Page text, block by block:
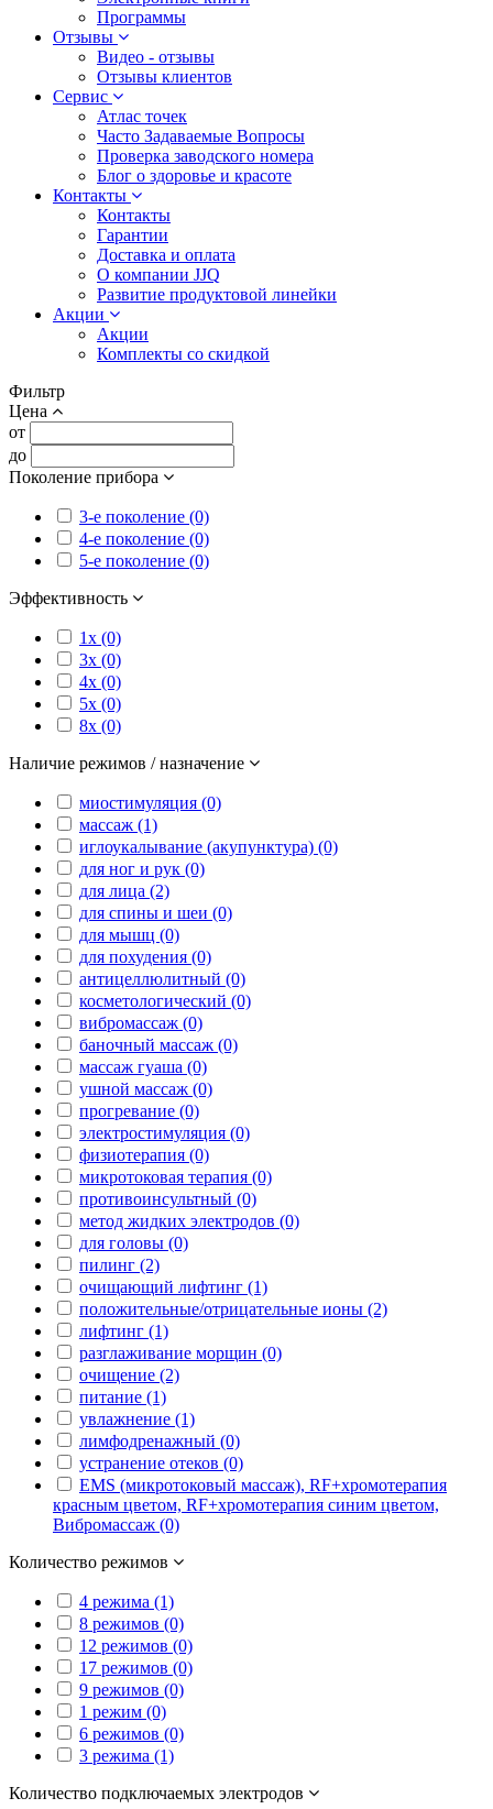
Программы
Отзывы
Видео - отзывы
Отзывы клиентов
Сервис
Атлас точек
Часто Задаваемые Вопросы
Проверка заводского номера
Блог о здоровье и красоте
Контакты
Контакты
Гарантии
Доставка и оплата
О компании JJQ
Развитие продуктовой линейки
Акции
Акции
Комплекты со скидкой
Фильтр
Цена
от
до
Поколение прибора
3-е поколение (0)
4-е поколение (0)
5-е поколение (0)
Эффективность
1x (0)
3x (0)
4x (0)
5x (0)
8x (0)
Наличие режимов / назначение
миостимуляция (0)
массаж (1)
иглоукалывание (акупунктура) (0)
для ног и рук (0)
для лица (2)
для спины и шеи (0)
для мышц (0)
для похудения (0)
антицеллюлитный (0)
косметологический (0)
вибромассаж (0)
баночный массаж (0)
массаж гуаша (0)
ушной массаж (0)
прогревание (0)
электростимуляция (0)
физиотерапия (0)
микротоковая терапия (0)
противоинсультный (0)
метод жидких электродов (0)
для головы (0)
пилинг (2)
очищающий лифтинг (1)
положительные/отрицательные ионы (2)
лифтинг (1)
разглаживание морщин (0)
очищение (2)
питание (1)
увлажнение (1)
лимфодренажный (0)
устранение отеков (0)
EMS (микротоковый массаж), RF+хромотерапия
красным цветом, RF+хромотерапия синим цветом,
Вибромассаж (0)
Количество режимов
4 режима (1)
8 режимов (0)
12 режимов (0)
17 режимов (0)
9 режимов (0)
1 режим (0)
6 режимов (0)
3 режима (1)
Количество подключаемых электродов